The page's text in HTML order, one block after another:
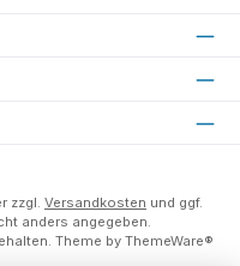
zzgl. Versandkosten und ggf.
anders angegeben.
Theme by ThemeWare®